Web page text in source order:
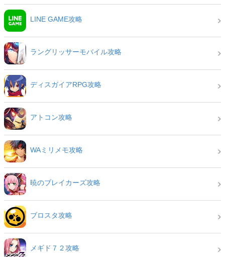
LINE GAME攻略
ラングリッサーモバイル攻略
ディスガイアRPG攻略
アトコン攻略
WAミリメモ攻略
暁のブレイカーズ攻略
ブロスタ攻略
メギド７２攻略